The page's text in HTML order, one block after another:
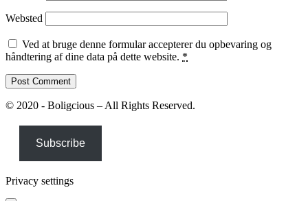
Websted
Ved at bruge denne formular accepterer du opbevaring og
håndtering af dine data på dette website. *
© 2020 - Boligcious – All Rights Reserved.
Subscribe
Privacy settings